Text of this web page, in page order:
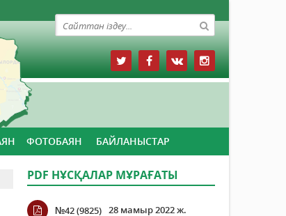
ФОТОБАЯН БАЙЛАНЫСТАР
PDF НҰСҚАЛАР МҰРАҒАТЫ
№42 (9825) 28 мамыр 2022 ж.